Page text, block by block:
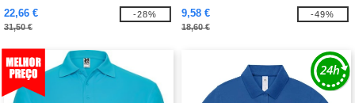
22,66 €
31,50 €
-28%
9,58 €
18,60 €
-49%